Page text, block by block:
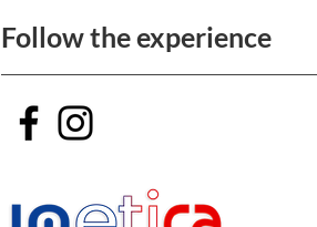
Follow the experience